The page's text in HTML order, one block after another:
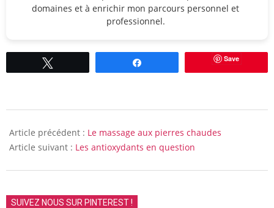
domaines et à enrichir mon parcours personnel et
professionnel.
Save
04-
15
Article précédent : Le massage aux pierres chaudes
Article suivant : Les antioxydants en question
SUIVEZ NOUS SUR PINTEREST !